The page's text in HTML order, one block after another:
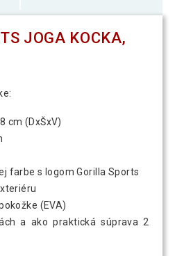
JOGA KOCKA,
cm (DxŠxV)
farbe s logom Gorilla Sports
(EVA)
a ako praktická súprava 2